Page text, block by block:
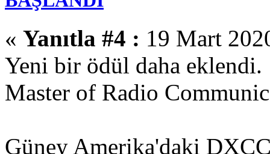
« Yanıtla #4 : 19 Mart
Yeni bir ödül daha eklendi.
Master of Radio
Güney Amerika'daki